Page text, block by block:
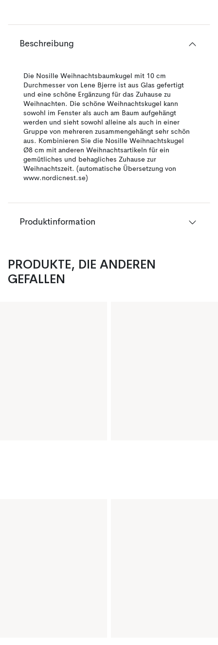
Beschreibung
Die Nosille Weihnachtsbaumkugel mit 10 cm
Durchmesser von Lene Bjerre ist aus Glas gefertigt
und eine schöne Ergänzung für das Zuhause zu
Weihnachten. Die schöne Weihnachtskugel kann
sowohl im Fenster als auch am Baum aufgehängt
werden und sieht sowohl alleine als auch in einer
Gruppe von mehreren zusammengehängt sehr schön
aus. Kombinieren Sie die Nosille Weihnachtskugel
Ø8 cm mit anderen Weihnachtsartikeln für ein
gemütliches und behagliches Zuhause zur
Weihnachtszeit. (automatische Übersetzung von
www.nordicnest.se)
Produktinformation
PRODUKTE, DIE ANDEREN
GEFALLEN